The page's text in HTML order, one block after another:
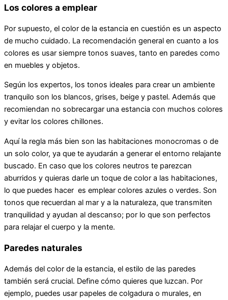
Los colores a emplear
Por supuesto, el color de la estancia en cuestión es un aspecto
de mucho cuidado. La recomendación general en cuanto a los
colores es usar siempre tonos suaves, tanto en paredes como
en muebles y objetos.
Según los expertos, los tonos ideales para crear un ambiente
tranquilo son los blancos, grises, beige y pastel. Además que
recomiendan no sobrecargar una estancia con muchos colores
y evitar los colores chillones.
Aquí la regla más bien son las habitaciones monocromas o de
un solo color, ya que te ayudarán a generar el entorno relajante
buscado. En caso que los colores neutros te parezcan
aburridos y quieras darle un toque de color a las habitaciones,
lo que puedes hacer es emplear colores azules o verdes. Son
tonos que recuerdan al mar y a la naturaleza, que transmiten
tranquilidad y ayudan al descanso; por lo que son perfectos
para relajar el cuerpo y la mente.
Paredes naturales
Además del color de la estancia, el estilo de las paredes
también será crucial. Define cómo quieres que luzcan. Por
ejemplo, puedes usar papeles de colgadura o murales, en